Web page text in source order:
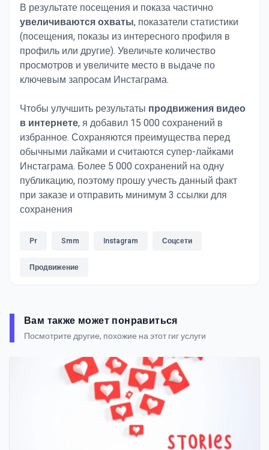
В результате посещения и показа частично
увеличиваются охваты, показатели статистики
(посещения, показы из интересного профиля в
профиль или другие). Увеличьте количество
просмотров и увеличите место в выдаче по
ключевым запросам Инстаграма.
Чтобы улучшить результаты продвижения видео
в интернете, я добавил 15 000 сохранений в
избранное. Сохраняются преимущества перед
обычными лайками и считаются супер-лайками
Инстаграма. Более 5 000 сохранений на одну
публикацию, поэтому прошу учесть данный факт
при заказе и отправить минимум 3 ссылки для
сохранения
Pr Smm Instagram Соцсети
Продвижение
Вам также может понравиться
Посмотрите другие, похожие на этот гиг услуги